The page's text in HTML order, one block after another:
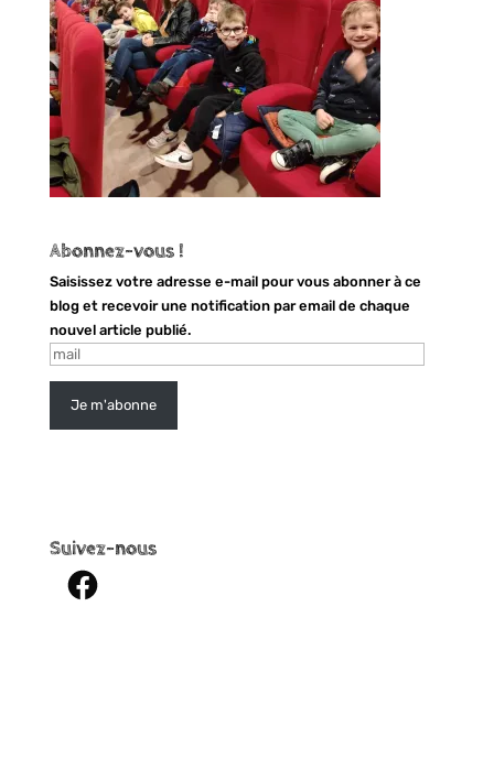
Abonnez-vous !
Saisissez votre adresse e-mail pour vous abonner à ce
blog et recevoir une notification par email de chaque
nouvel article publié.
mail
Je m'abonne
Suivez-nous
Facebook